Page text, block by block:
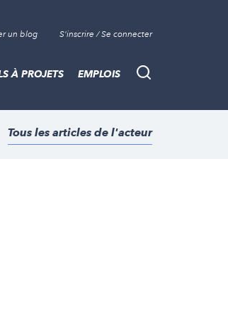
un blog S'inscrire / Se connecter
Recherche
À PROJETS EMPLOIS
Tous les articles de l'acteur